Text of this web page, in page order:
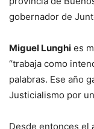
gobernador de
Miguel Lunghi es
“trabaja como
palabras. Ese año
Justicialismo por
Desde entonces el